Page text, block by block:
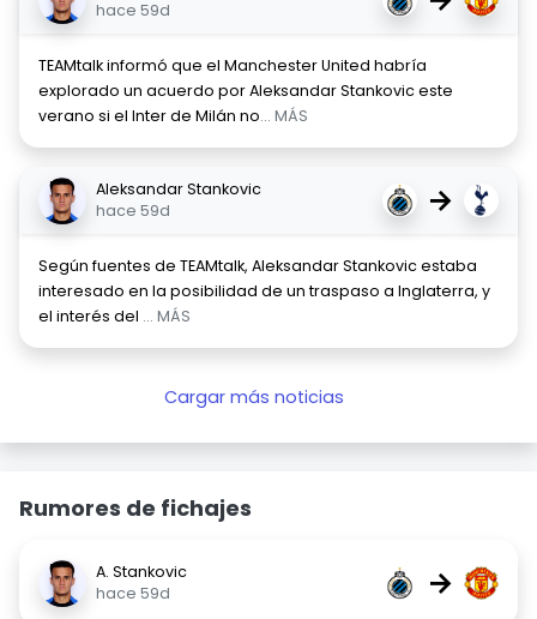
hace 59d
TEAMtalk informó que el Manchester United habría
explorado un acuerdo por Aleksandar Stankovic este
verano si el Inter de Milán no... MÁS
Aleksandar Stankovic
hace 59d
→
Según fuentes de TEAMtalk, Aleksandar Stankovic estaba
interesado en la posibilidad de un traspaso a Inglaterra, y
el interés del ... MÁS
Cargar más noticias
Rumores de fichajes
A. Stankovic
hace 59d
→